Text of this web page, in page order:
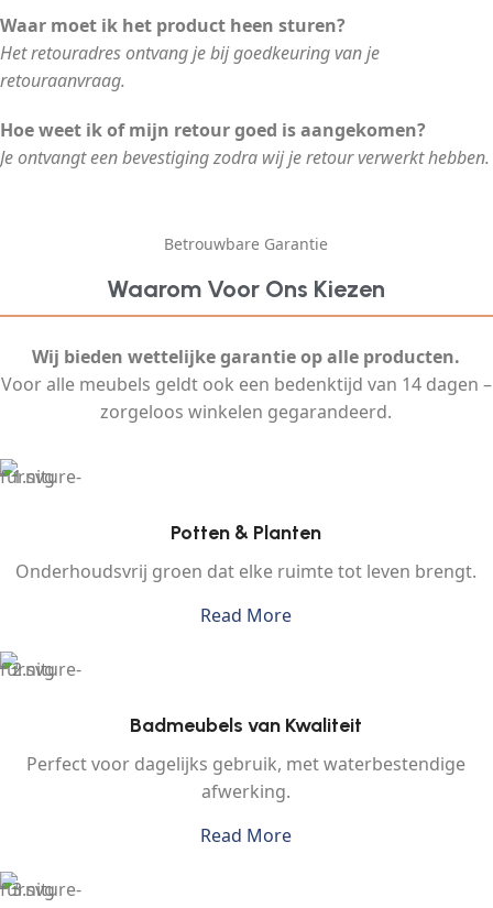
Waar moet ik het product heen sturen?
Het retouradres ontvang je bij goedkeuring van je
retouraanvraag.
Hoe weet ik of mijn retour goed is aangekomen?
Je ontvangt een bevestiging zodra wij je retour verwerkt hebben.
Betrouwbare Garantie
Waarom Voor Ons Kiezen
Wij bieden wettelijke garantie op alle producten.
Voor alle meubels geldt ook een bedenktijd van 14 dagen –
zorgeloos winkelen gegarandeerd.
Potten & Planten
Onderhoudsvrij groen dat elke ruimte tot leven brengt.
Read More
Badmeubels van Kwaliteit
Perfect voor dagelijks gebruik, met waterbestendige
afwerking.
Read More